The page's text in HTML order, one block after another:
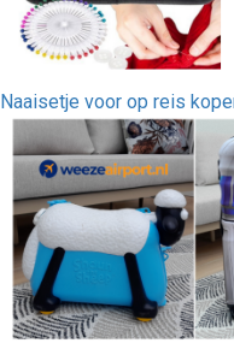
Naaisetje voor op reis